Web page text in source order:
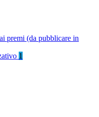
premi (da pubblicare in
1